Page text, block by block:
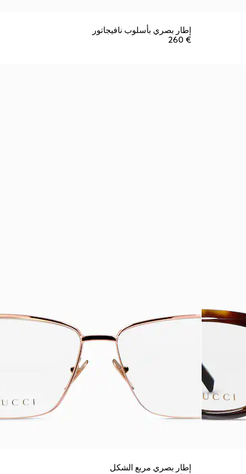
إطار بصري بأسلوب نافيجاتور
€ 260
إطار بصري مربع الشكل